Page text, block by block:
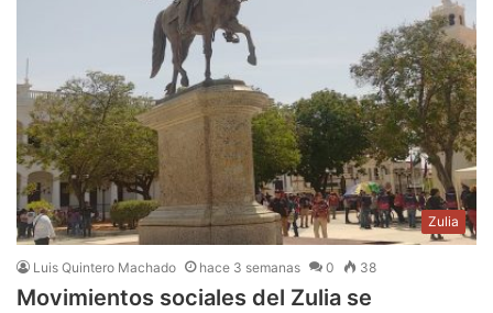
Zulia
Luis Quintero Machado hace 3 semanas 0 38
Movimientos sociales del Zulia se